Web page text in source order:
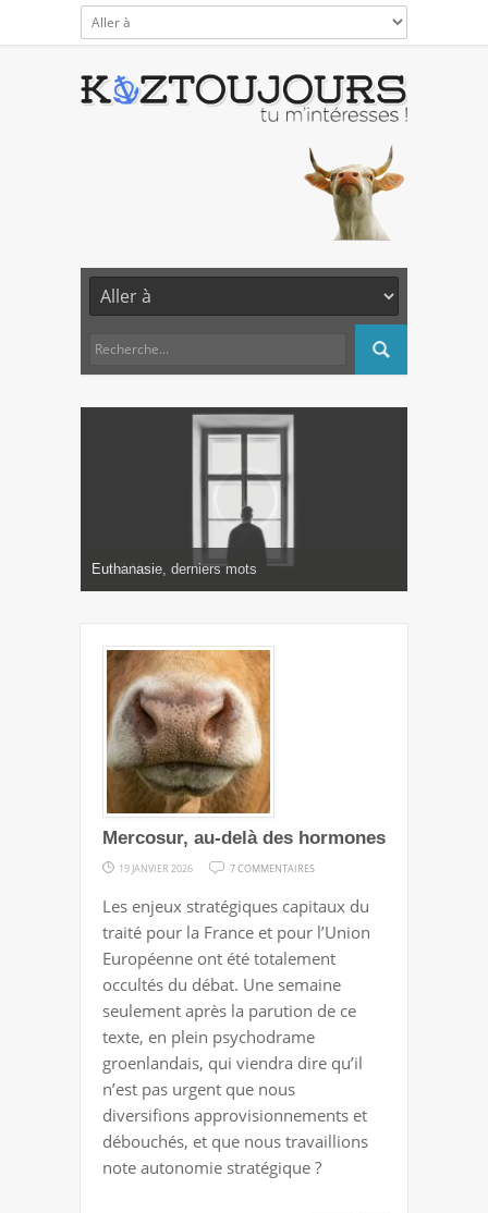
Soleil Noir
Euthanasie, derniers mots
Des bégaiements de l’Histoire
Dernier souffle démocratique
Magnifique humanité !
Pire que la mort ?
Mercosur, au-delà des hormones
19 JANVIER 2026 7 COMMENTAIRES
AU-
DELÀ
DES
HORMONES
Les enjeux stratégiques capitaux du
traité pour la France et pour l’Union
Européenne ont été totalement
occultés du débat. Une semaine
seulement après la parution de ce
texte, en plein psychodrame
groenlandais, qui viendra dire qu’il
n’est pas urgent que nous
diversifions approvisionnements et
débouchés, et que nous travaillions
note autonomie stratégique ?